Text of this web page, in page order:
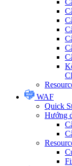
WAF
Quick
Hướng